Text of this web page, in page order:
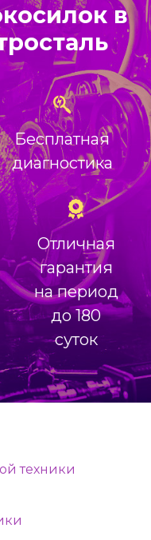
в
Бесплатная
диагностика
Отличная
гарантия
на период
до 180
суток
техники